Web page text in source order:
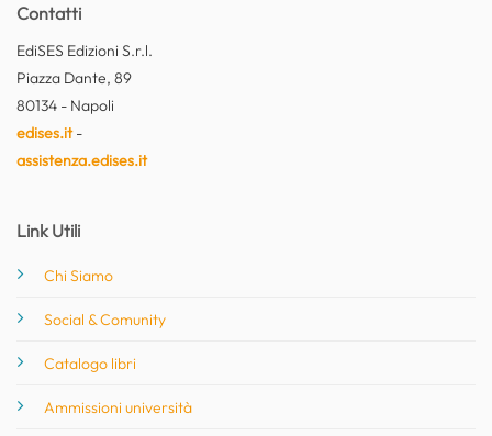
Contatti
EdiSES Edizioni S.r.l.
Piazza Dante, 89
80134 - Napoli
edises.it-
assistenza.edises.it
Link Utili
Chi Siamo
Social & Comunity
Catalogo libri
Ammissioni università